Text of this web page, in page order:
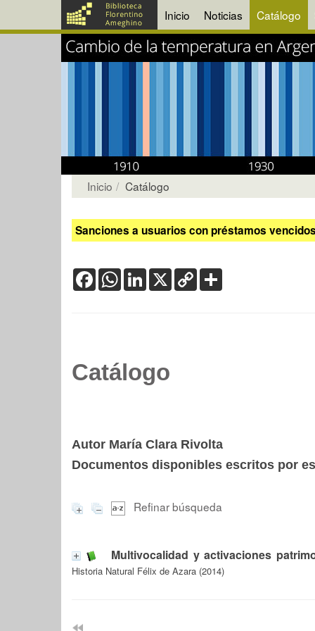
Inicio Noticias Catálogo
Inicio Catálogo
Sanciones a usuarios con préstamos
FacebookWhatsApp
LinkedIn
X Copy
Link
Catálogo
Autor María Clara Rivolta
Documentos disponibles escritos por
Refinar búsqueda
Multivocalidad y activaciones
Historia Natural Félix de Azara (2014)